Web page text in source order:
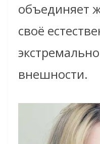
объединяет
своё
внешности.